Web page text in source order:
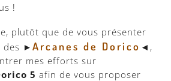
!
plutôt que de vous présenter
des ► Arcanes de Dorico ◄,
mes efforts sur
5 afin de vous proposer